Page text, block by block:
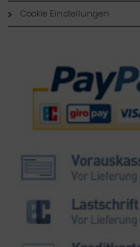
Cookie Einstellungen
Zahlungsmethoden